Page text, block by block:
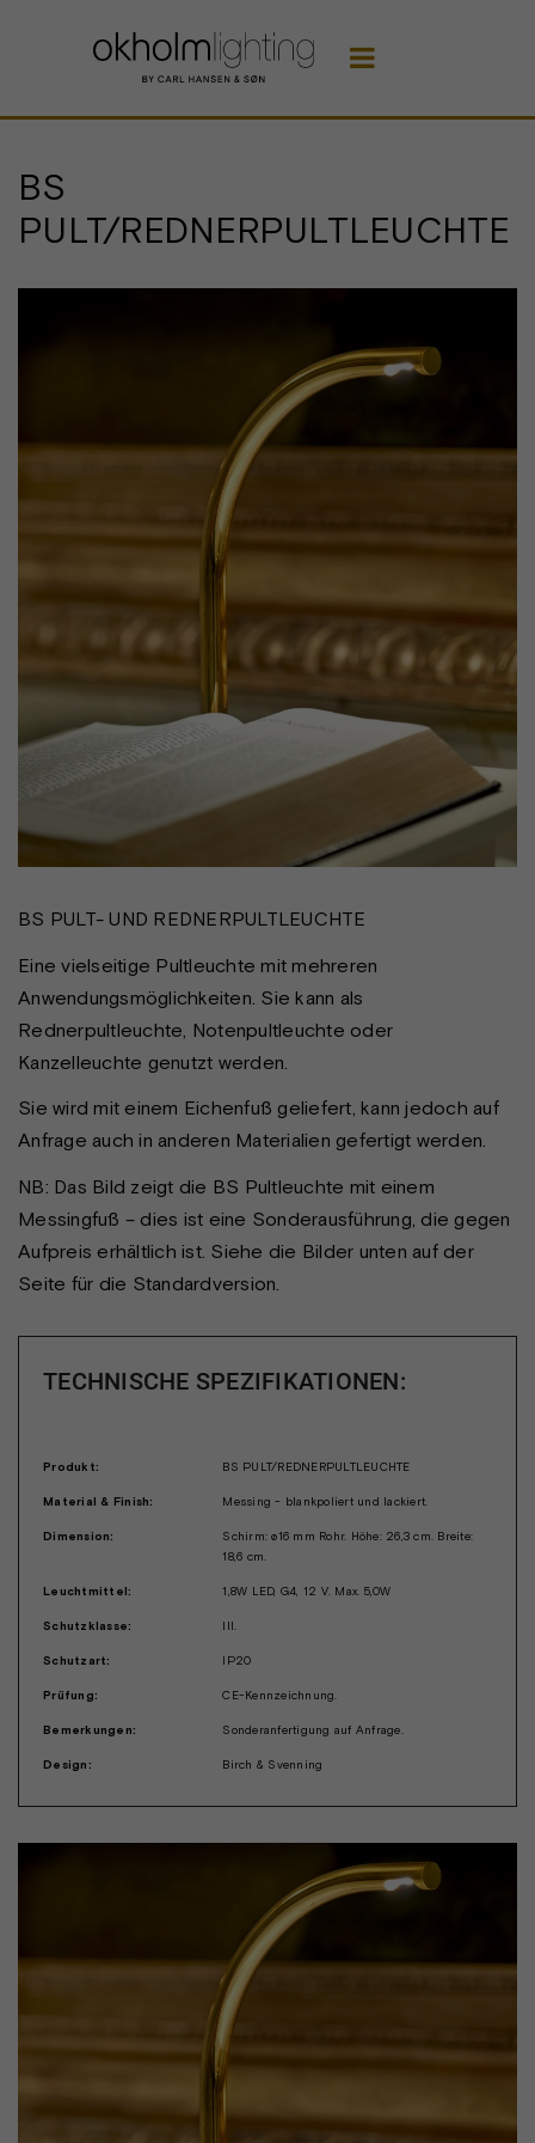

BS
PULT/REDNERPULTLEUCHTE
BS PULT- UND REDNERPULTLEUCHTE
Eine vielseitige Pultleuchte mit mehreren
Anwendungsmöglichkeiten. Sie kann als
Rednerpultleuchte, Notenpultleuchte oder
Kanzelleuchte genutzt werden.
Sie wird mit einem Eichenfuß geliefert, kann jedoch auf
Anfrage auch in anderen Materialien gefertigt werden.
NB: Das Bild zeigt die BS Pultleuchte mit einem
Messingfuß – dies ist eine Sonderausführung, die gegen
Aufpreis erhältlich ist. Siehe die Bilder unten auf der
Seite für die Standardversion.
TECHNISCHE SPEZIFIKATIONEN:
Produkt: BS PULT/REDNERPULTLEUCHTE
Material & Finish: Messing - blankpoliert und lackiert.
Dimension:
Schirm: ø16 mm Rohr. Höhe: 26,3 cm. Breite:
18,6 cm.
Leuchtmittel: 1,8W LED, G4, 12 V. Max. 5,0W
Schutzklasse: III.
Schutzart: IP20
Prüfung: CE-Kennzeichnung.
Bemerkungen: Sonderanfertigung auf Anfrage.
Design: Birch & Svenning